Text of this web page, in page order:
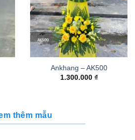
Ankhang – AK500
1.300.000 ₫
thêm mẫu